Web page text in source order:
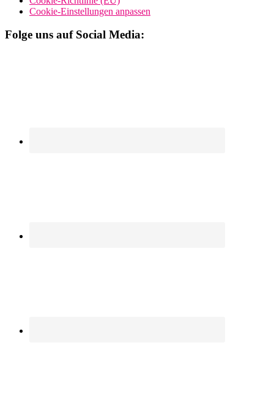
Cookie-Einstellungen anpassen
Folge uns auf Social Media: